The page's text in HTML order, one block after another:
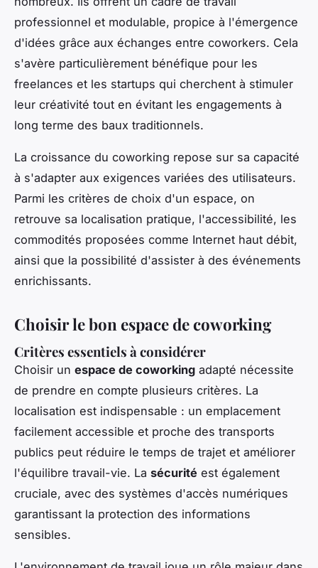
professionnel et modulable, propice à l'émergence
d'idées grâce aux échanges entre coworkers. Cela
s'avère particulièrement bénéfique pour les
freelances et les startups qui cherchent à stimuler
leur créativité tout en évitant les engagements à
long terme des baux traditionnels.
La croissance du coworking repose sur sa capacité
à s'adapter aux exigences variées des utilisateurs.
Parmi les critères de choix d'un espace, on
retrouve sa localisation pratique, l'accessibilité, les
commodités proposées comme Internet haut débit,
ainsi que la possibilité d'assister à des événements
enrichissants.
Choisir le bon espace de coworking
Critères essentiels à considérer
Choisir un espace de coworking adapté nécessite
de prendre en compte plusieurs critères. La
localisation est indispensable : un emplacement
facilement accessible et proche des transports
publics peut réduire le temps de trajet et améliorer
l'équilibre travail-vie. La sécurité est également
cruciale, avec des systèmes d'accès numériques
garantissant la protection des informations
sensibles.